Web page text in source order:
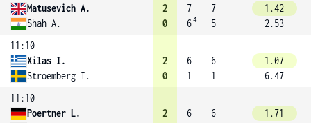
Matusevich A.
Shah A.
2
0
7
64
7
5
1.42
2.53
11:10
Xilas I.
Stroemberg I.
2
0
6
1
6
1
1.07
6.47
11:10
Poertner L.
2
6
6
1.71